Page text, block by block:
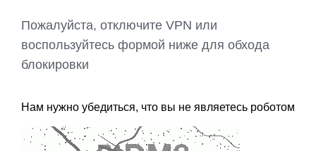
Пожалуйста, отключите VPN или
воспользуйтесь формой ниже для обхода
блокировки
Нам нужно убедиться, что вы не являетесь роботом